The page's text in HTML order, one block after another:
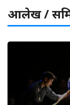
आलेख /